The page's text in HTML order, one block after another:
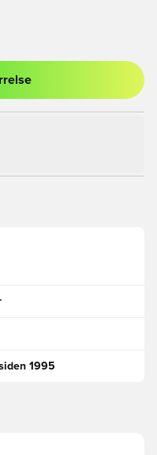
tilmelde dig som medlem
1995